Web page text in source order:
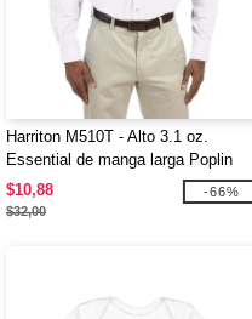
Harriton M510T - Alto 3.1 oz.
Essential de manga larga Poplin
$10,88
$32,00
-66%